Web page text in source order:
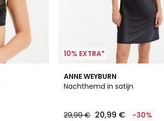
10% EXTRA*
ANNE WEYBURN
Nachthemd in satijn
29,99 € 20,99 € -30%